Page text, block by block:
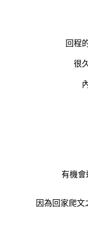
回程
很
有機
因為回家爬